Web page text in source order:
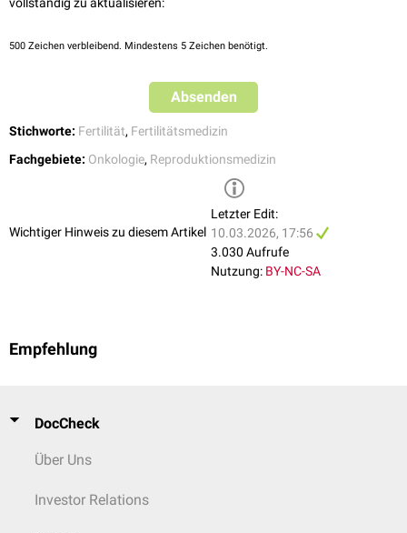
vollständig zu aktualisieren:
500 Zeichen verbleibend. Mindestens 5 Zeichen benötigt.
Absenden
Stichworte: Fertilität, Fertilitätsmedizin
Fachgebiete: Onkologie, Reproduktionsmedizin
Wichtiger Hinweis zu diesem Artikel
Letzter Edit:
10.03.2026, 17:56
3.030 Aufrufe
Nutzung: BY-NC-SA
Empfehlung
DocCheck
Über Uns
Investor Relations